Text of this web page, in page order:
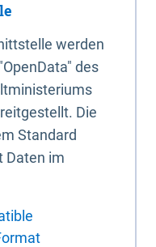
werden
des
Die
Standard
Daten im